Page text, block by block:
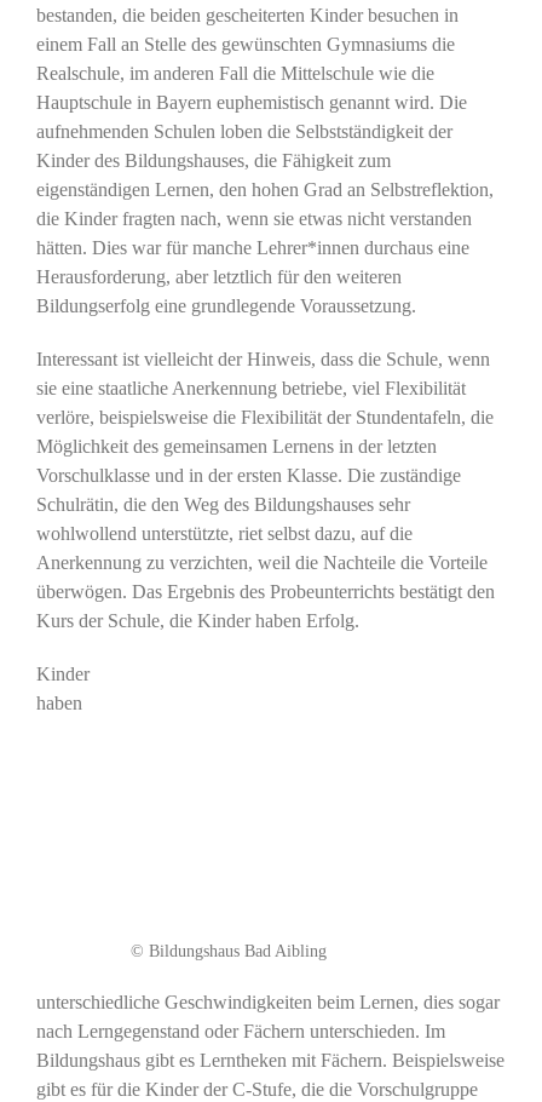
bestanden, die beiden gescheiterten Kinder besuchen in
einem Fall an Stelle des gewünschten Gymnasiums die
Realschule, im anderen Fall die Mittelschule wie die
Hauptschule in Bayern euphemistisch genannt wird. Die
aufnehmenden Schulen loben die Selbstständigkeit der
Kinder des Bildungshauses, die Fähigkeit zum
eigenständigen Lernen, den hohen Grad an Selbstreflektion,
die Kinder fragten nach, wenn sie etwas nicht verstanden
hätten. Dies war für manche Lehrer*innen durchaus eine
Herausforderung, aber letztlich für den weiteren
Bildungserfolg eine grundlegende Voraussetzung.
Interessant ist vielleicht der Hinweis, dass die Schule, wenn
sie eine staatliche Anerkennung betriebe, viel Flexibilität
verlöre, beispielsweise die Flexibilität der Stundentafeln, die
Möglichkeit des gemeinsamen Lernens in der letzten
Vorschulklasse und in der ersten Klasse. Die zuständige
Schulrätin, die den Weg des Bildungshauses sehr
wohlwollend unterstützte, riet selbst dazu, auf die
Anerkennung zu verzichten, weil die Nachteile die Vorteile
überwögen. Das Ergebnis des Probeunterrichts bestätigt den
Kurs der Schule, die Kinder haben Erfolg.
© Bildungshaus Bad Aibling
Kinder
haben
unterschiedliche Geschwindigkeiten beim Lernen, dies sogar
nach Lerngegenstand oder Fächern unterschieden. Im
Bildungshaus gibt es Lerntheken mit Fächern. Beispielsweise
gibt es für die Kinder der C-Stufe, die die Vorschulgruppe